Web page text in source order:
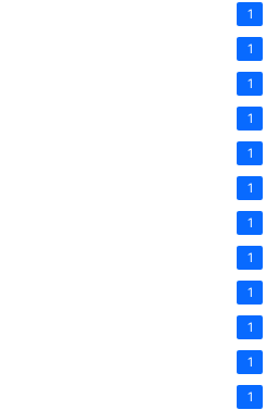
1
1
1
1
1
1
1
1
1
1
1
1